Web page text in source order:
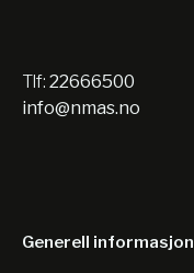
Tlf: 22666500
info@nmas.no
Generell informasjon